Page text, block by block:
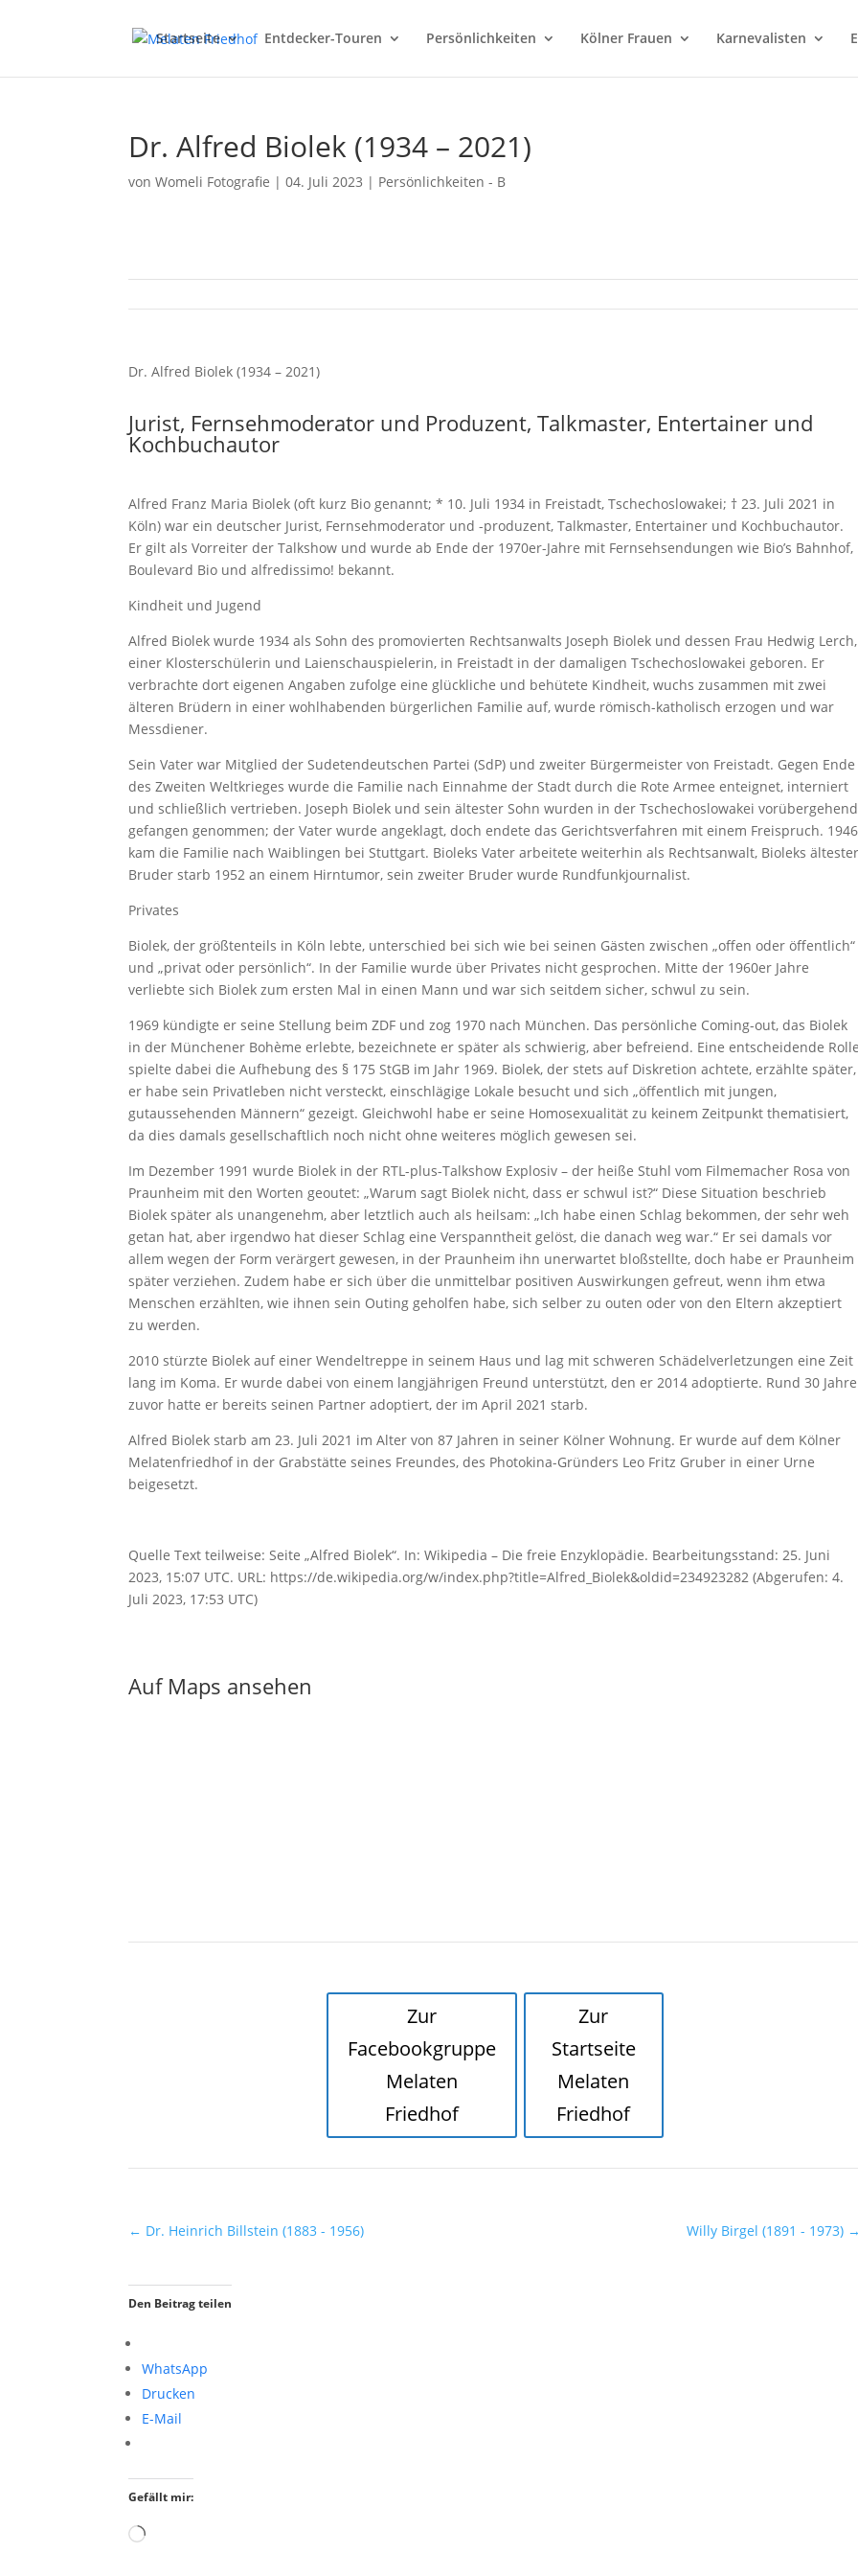
Startseite Entdecker-Touren Persönlichkeiten Kölner Frauen Karnevalisten
Dr. Alfred Biolek (1934 – 2021)
vonWomeli Fotografie |04. Juli 2023 | Persönlichkeiten - B
Dr. Alfred Biolek (1934 – 2021)
Jurist, Fernsehmoderator und Produzent, Talkmaster, Entertainer und
Kochbuchautor
Alfred Franz Maria Biolek (oft kurz Bio genannt; * 10. Juli 1934 in Freistadt, Tschechoslowakei; † 23. Juli 2021 in
Köln) war ein deutscher Jurist, Fernsehmoderator und -produzent, Talkmaster, Entertainer und Kochbuchautor.
Er gilt als Vorreiter der Talkshow und wurde ab Ende der 1970er-Jahre mit Fernsehsendungen wie Bio’s Bahnhof,
Boulevard Bio und alfredissimo! bekannt.
Kindheit und Jugend
Alfred Biolek wurde 1934 als Sohn des promovierten Rechtsanwalts Joseph Biolek und dessen Frau Hedwig Lerch,
einer Klosterschülerin und Laienschauspielerin, in Freistadt in der damaligen Tschechoslowakei geboren. Er
verbrachte dort eigenen Angaben zufolge eine glückliche und behütete Kindheit, wuchs zusammen mit zwei
älteren Brüdern in einer wohlhabenden bürgerlichen Familie auf, wurde römisch-katholisch erzogen und war
Messdiener.
Sein Vater war Mitglied der Sudetendeutschen Partei (SdP) und zweiter Bürgermeister von Freistadt. Gegen Ende
des Zweiten Weltkrieges wurde die Familie nach Einnahme der Stadt durch die Rote Armee enteignet, interniert
und schließlich vertrieben. Joseph Biolek und sein ältester Sohn wurden in der Tschechoslowakei vorübergehend
gefangen genommen; der Vater wurde angeklagt, doch endete das Gerichtsverfahren mit einem Freispruch. 1946
kam die Familie nach Waiblingen bei Stuttgart. Bioleks Vater arbeitete weiterhin als Rechtsanwalt, Bioleks
Bruder starb 1952 an einem Hirntumor, sein zweiter Bruder wurde Rundfunkjournalist.
Privates
Biolek, der größtenteils in Köln lebte, unterschied bei sich wie bei seinen Gästen zwischen „offen oder öffentlich“
und „privat oder persönlich“. In der Familie wurde über Privates nicht gesprochen. Mitte der 1960er Jahre
verliebte sich Biolek zum ersten Mal in einen Mann und war sich seitdem sicher, schwul zu sein.
1969 kündigte er seine Stellung beim ZDF und zog 1970 nach München. Das persönliche Coming-out, das Biolek
in der Münchener Bohème erlebte, bezeichnete er später als schwierig, aber befreiend. Eine entscheidende
spielte dabei die Aufhebung des § 175 StGB im Jahr 1969. Biolek, der stets auf Diskretion achtete, erzählte später,
er habe sein Privatleben nicht versteckt, einschlägige Lokale besucht und sich „öffentlich mit jungen,
gutaussehenden Männern“ gezeigt. Gleichwohl habe er seine Homosexualität zu keinem Zeitpunkt thematisiert,
da dies damals gesellschaftlich noch nicht ohne weiteres möglich gewesen sei.
Im Dezember 1991 wurde Biolek in der RTL-plus-Talkshow Explosiv – der heiße Stuhl vom Filmemacher Rosa von
Praunheim mit den Worten geoutet: „Warum sagt Biolek nicht, dass er schwul ist?“ Diese Situation beschrieb
Biolek später als unangenehm, aber letztlich auch als heilsam: „Ich habe einen Schlag bekommen, der sehr weh
getan hat, aber irgendwo hat dieser Schlag eine Verspanntheit gelöst, die danach weg war.“ Er sei damals vor
allem wegen der Form verärgert gewesen, in der Praunheim ihn unerwartet bloßstellte, doch habe er Praunheim
später verziehen. Zudem habe er sich über die unmittelbar positiven Auswirkungen gefreut, wenn ihm etwa
Menschen erzählten, wie ihnen sein Outing geholfen habe, sich selber zu outen oder von den Eltern akzeptiert
zu werden.
2010 stürzte Biolek auf einer Wendeltreppe in seinem Haus und lag mit schweren Schädelverletzungen eine Zeit
lang im Koma. Er wurde dabei von einem langjährigen Freund unterstützt, den er 2014 adoptierte. Rund 30 Jahre
zuvor hatte er bereits seinen Partner adoptiert, der im April 2021 starb.
Alfred Biolek starb am 23. Juli 2021 im Alter von 87 Jahren in seiner Kölner Wohnung. Er wurde auf dem Kölner
Melatenfriedhof in der Grabstätte seines Freundes, des Photokina-Gründers Leo Fritz Gruber in einer Urne
beigesetzt.
Quelle Text teilweise: Seite „Alfred Biolek“. In: Wikipedia – Die freie Enzyklopädie. Bearbeitungsstand: 25. Juni
2023, 15:07 UTC. URL: https://de.wikipedia.org/w/index.php?title=Alfred_Biolek&oldid=234923282 (Abgerufen: 4.
Juli 2023, 17:53 UTC)
Auf Maps ansehen
Zur
Facebookgruppe
Melaten
Friedhof
Zur
Startseite
Melaten
Friedhof
← Dr. Heinrich Billstein (1883 - 1956) Willy Birgel (1891 - 1973)
Den Beitrag teilen
WhatsApp
Drucken
E-Mail
Gefällt mir:
Wird